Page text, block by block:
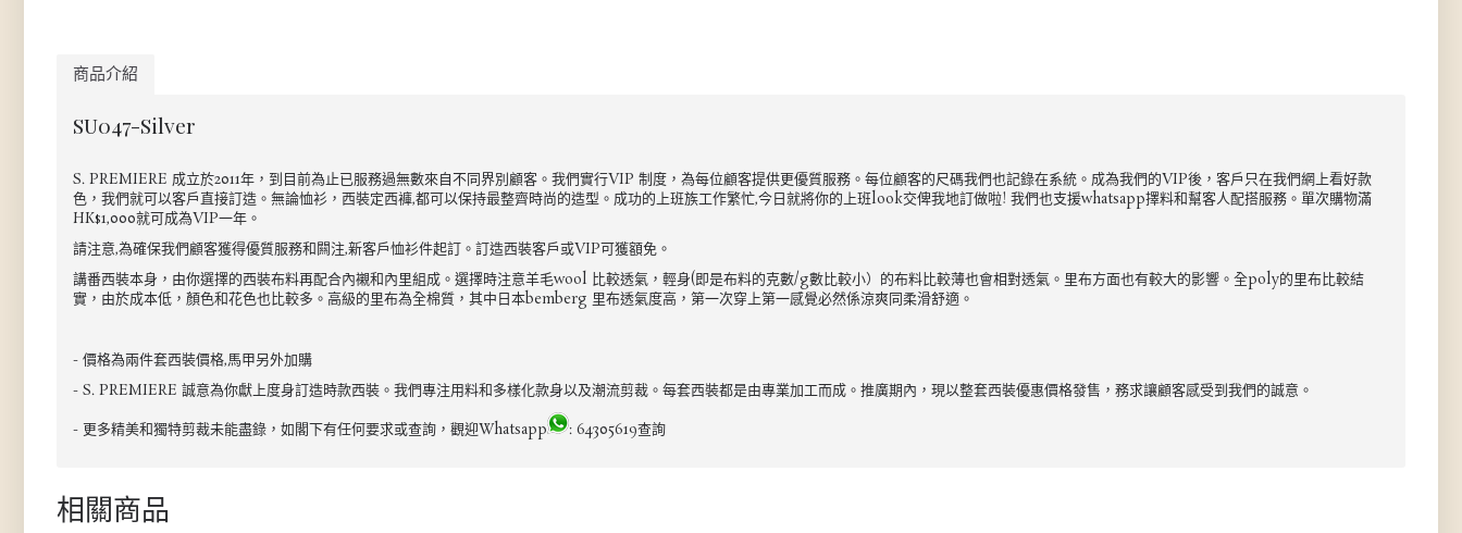
商品介紹
SU047-Silver
S. PREMIERE 成立於2011年，到目前為止已服務過無數來自不同界別顧客。我們實行VIP 制度，為每位顧客提供更優質服務。每位顧客的尺碼我們也記錄在系統。成為我們的VIP後，客戶只在我們網上看好款
色，我們就可以客戶直接訂造。無論恤衫，西裝定西褲,都可以保持最整齊時尚的造型。成功的上班族工作繁忙,今日就將你的上班look交俾我地訂做啦! 我們也支援whatsapp擇料和幫客人配搭服務。單次購物滿
HK$1,000就可成為VIP一年。
請注意,為確保我們顧客獲得優質服務和闗注,新客戶恤衫件起訂。訂造西裝客戶或VIP可獲額免。
講番西裝本身，由你選擇的西裝布料再配合內襯和內里組成。選擇時注意羊毛wool 比較透氣，輕身(即是布料的克數/g數比較小）的布料比較薄也會相對透氣。里布方面也有較大的影響。全poly的里布比較結
實，由於成本低，顏色和花色也比較多。高級的里布為全棉質，其中日本bemberg 里布透氣度高，第一次穿上第一感覺必然係涼爽同柔滑舒適。
- 價格為兩件套西裝價格,馬甲另外加購
- S. PREMIERE 誠意為你獻上度身訂造時款西裝。我們專注用料和多樣化款身以及潮流剪裁。每套西裝都是由專業加工而成。推廣期內，現以整套西裝優惠價格發售，務求讓顧客感受到我們的誠意。
- 更多精美和獨特剪裁未能盡錄，如閣下有任何要求或查詢，觀迎Whatsapp
: 64305619查詢
相關商品